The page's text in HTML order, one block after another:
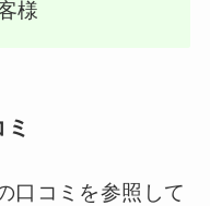
様
口コミを参照して